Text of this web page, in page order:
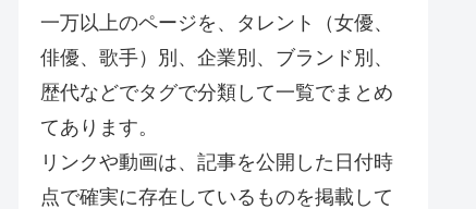
一万以上のページを、タレント（女優、
俳優、歌手）別、企業別、ブランド別、
歴代などでタグで分類して一覧でまとめ
てあります。
リンクや動画は、記事を公開した日付時
点で確実に存在しているものを掲載して